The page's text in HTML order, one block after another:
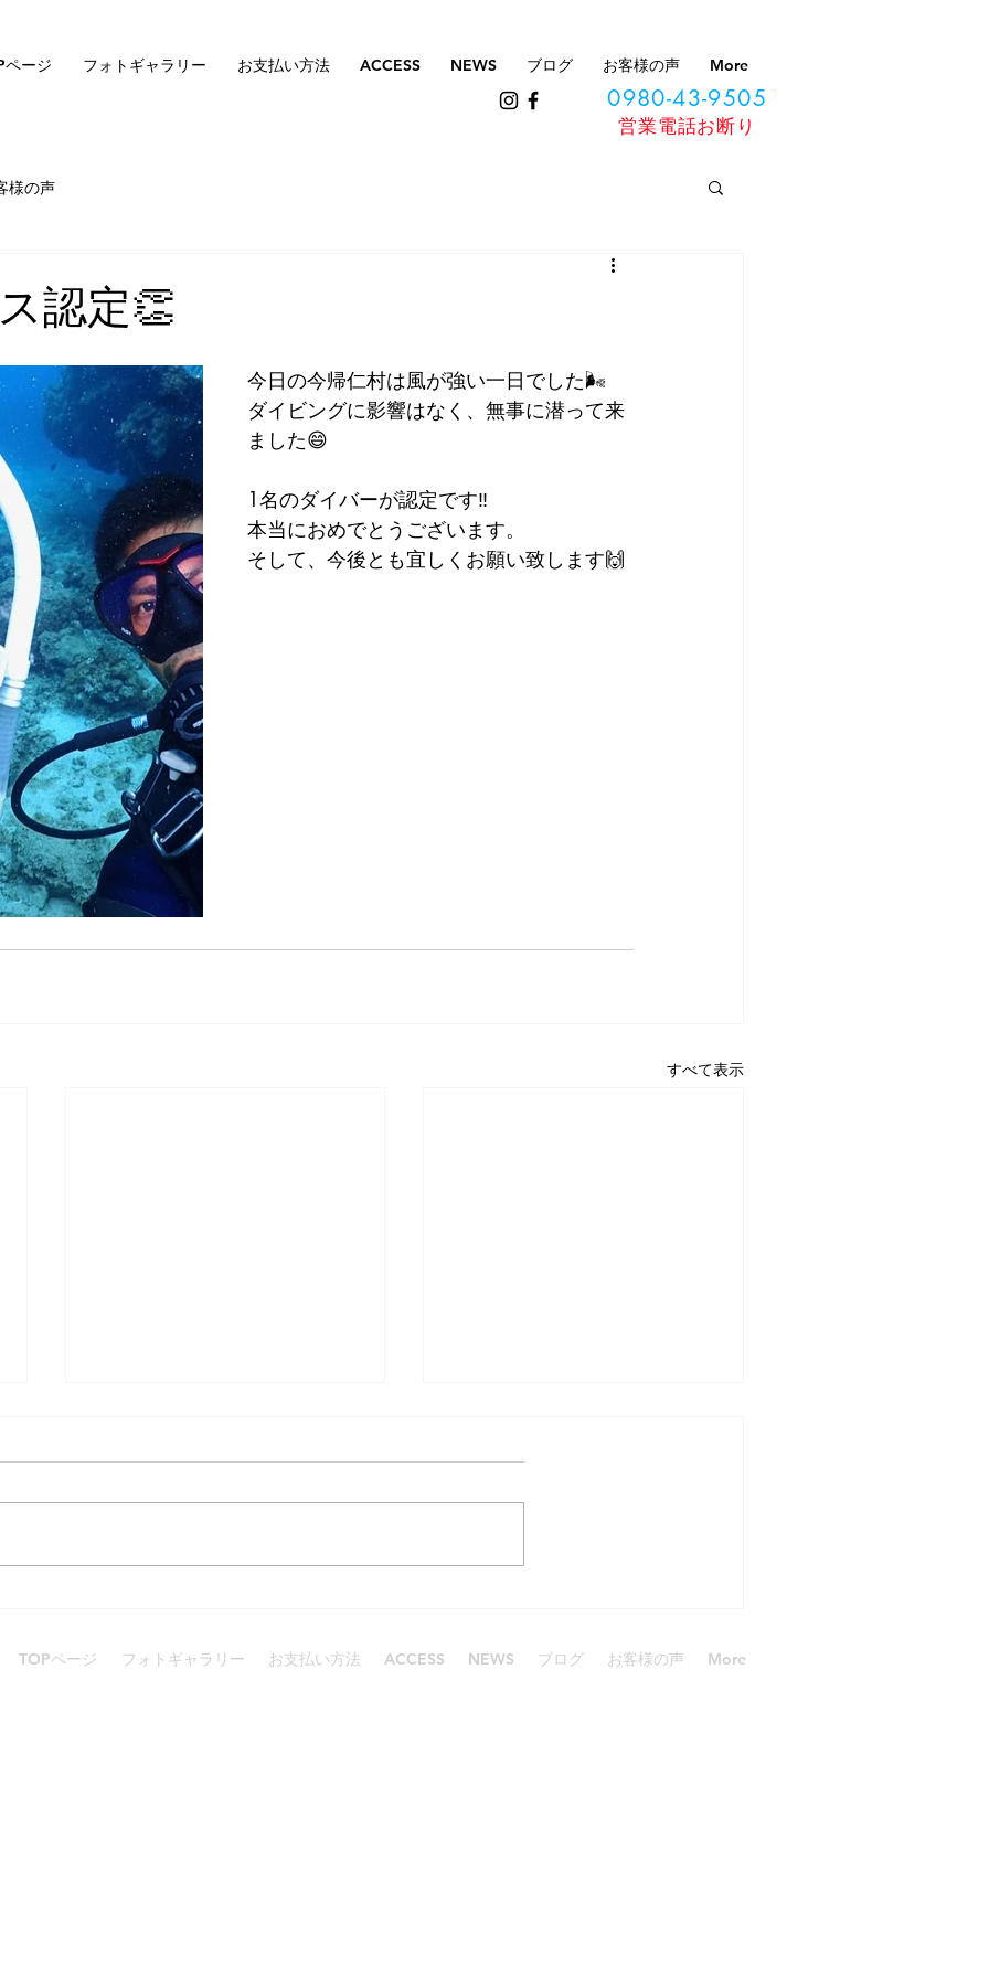
ページ フォトギャラリー お支払い方法 ACCESS NEWS ブログ お客様の声 More
0980-43-9505
​営業電話お断り
様の声
認定👏
今日の今帰仁村は風が強い一日でした🌬
ダイビングに影響はなく、無事に潜って来
ました😄
1名のダイバーが認定です‼️
本当におめでとうございます。
そして、今後とも宜しくお願い致します🙌
すべて表示
賑わったGW
TOPページ フォトギャラリー お支払い方法 ACCESS NEWS ブログ お客様の声 More